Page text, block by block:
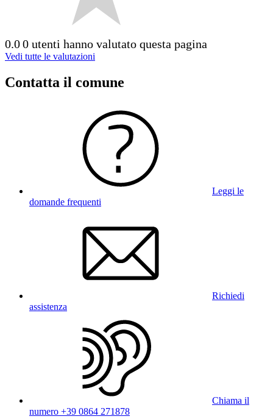
0.00 utenti hanno valutato questa pagina
Vedi tutte le valutazioni
Contatta il comune
Leggi le
domande frequenti
Richiedi
assistenza
Chiama il
numero +39 0864 271878